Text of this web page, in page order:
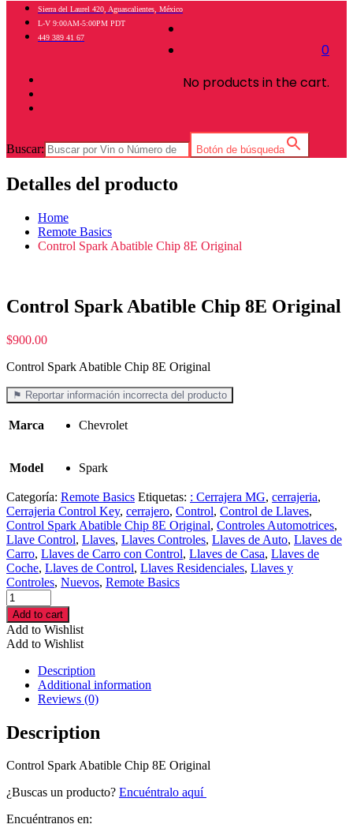
0
No products in the cart.
Sierra del Laurel 420, Aguascalientes, México
L-V 9:00AM-5:00PM PDT
449 389 41 67
Buscar: Botón de búsqueda
Detalles del producto
Home
Remote Basics
Control Spark Abatible Chip 8E Original
Control Spark Abatible Chip 8E Original
$900.00
Control Spark Abatible Chip 8E Original
⚑ Reportar información incorrecta del producto
Marca Chevrolet
Model Spark
Categoría: Remote Basics Etiquetas: : Cerrajera MG, cerrajeria,
Cerrajeria Control Key, cerrajero, Control, Control de Llaves,
Control Spark Abatible Chip 8E Original, Controles Automotrices,
Llave Control, Llaves, Llaves Controles, Llaves de Auto, Llaves de
Carro, Llaves de Carro con Control, Llaves de Casa, Llaves de
Coche, Llaves de Control, Llaves Residenciales, Llaves y
Controles, Nuevos, Remote Basics
Control
Spark
Abatible
Chip
8E
Original
cantidad
Add to cart
Add to Wishlist
Add to Wishlist
Description
Additional information
Reviews (0)
Description
Control Spark Abatible Chip 8E Original
¿Buscas un producto? Encuéntralo aquí
Encuéntranos en: